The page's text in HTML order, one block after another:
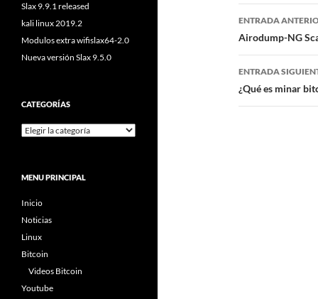
de
entradas
ENTRADA
Airodump-NG
ENTRADA
¿Qué es minar
Slax 9.9.1 released
kali linux 2019.2
Modulos extra wifislax64-2.0
Nueva versión Slax 9.5.0
CATEGORÍAS
MENU PRINCIPAL
Inicio
Noticias
Linux
Bitcoin
Videos Bitcoin
Youtube